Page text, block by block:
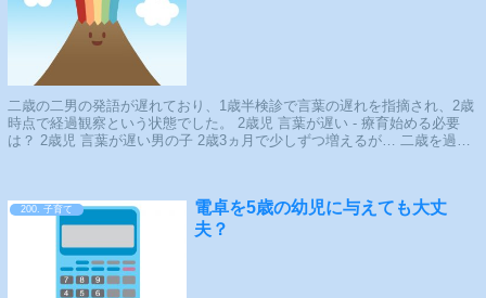
二歳の二男の発語が遅れており、1歳半検診で言葉の遅れを指摘され、2歳
時点で経過観察という状態でした。 2歳児 言葉が遅い - 療育始める必要
は？ 2歳児 言葉が遅い男の子 2歳3ヵ月で少しずつ増えるが… 二歳を過ぎ
200. 子育て
電卓を5歳の幼児に与えても大丈
夫？